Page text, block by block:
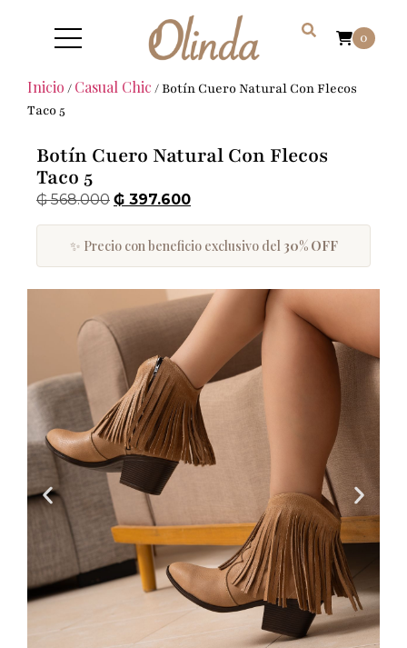
0
Inicio / Casual Chic / Botín Cuero Natural Con Flecos
Taco 5
Botín Cuero Natural Con Flecos
Taco 5
₲568.000 ₲ 397.600
✨ Precio con beneficio exclusivo del 30% OFF